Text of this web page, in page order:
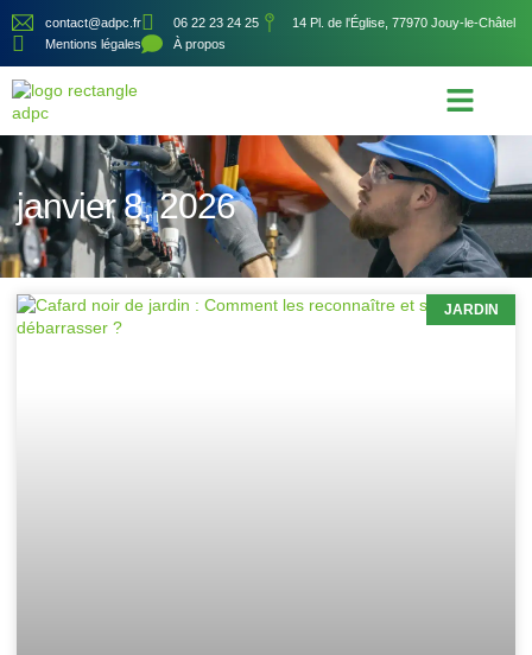
contact@adpc.fr 06 22 23 24 25
14 Pl. de l'Église, 77970 Jouy-le-Châtel
Mentions légales
À propos
janvier 8, 2026
JARDIN